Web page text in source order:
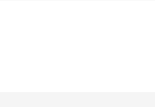
biri ötüyor da olabilir.